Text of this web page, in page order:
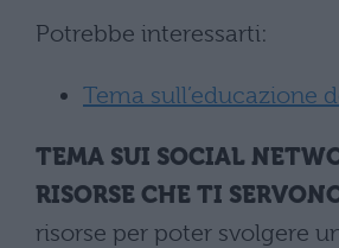
Potrebbe interessarti:
Tema sull’educazione
TEMA SUI SOCIAL
RISORSE CHE TI
risorse per poter svolgere